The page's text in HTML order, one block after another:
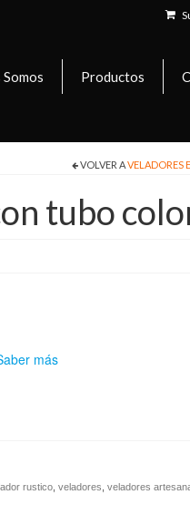
Productos
VOLVER AVELADORES
tubo
más
rustico, veladores veladores